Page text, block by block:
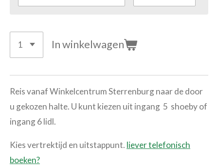
In winkelwagen
Reis vanaf Winkelcentrum Sterrenburgnaar de door
u gekozen halte. U kunt kiezen uit ingang 5 shoeby of
ingang 6 lidl.
Kies vertrektijd en uitstappunt. liever telefonisch
boeken?